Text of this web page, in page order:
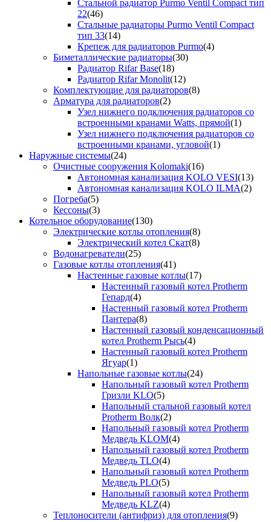
Стальной радиатор Purmo Ventil Compact тип
22(46)
Стальные радиаторы Purmo Ventil Compact
тип 33(14)
Крепеж для радиаторов Purmo(4)
Биметаллические радиаторы(30)
Радиатор Rifar Base(18)
Радиатор Rifar Monolit(12)
Комплектующие для радиаторов(8)
Арматура для радиаторов(2)
Узел нижнего подключения радиаторов со
встроенными кранами Watts, прямой(1)
Узел нижнего подключения радиаторов со
встроенными кранами, угловой(1)
Наружные системы(24)
Очистные сооружения Kolomaki(16)
Автономная канализация KOLO VESI(13)
Автономная канализация KOLO ILMA(2)
Погреба(5)
Кессоны(3)
Котельное оборудование(130)
Электрические котлы отопления(8)
Электрический котел Скат(8)
Водонагреватели(25)
Газовые котлы отопления(41)
Настенные газовые котлы(17)
Настенный газовый котел Protherm
Гепард(4)
Настенный газовый котел Protherm
Пантера(8)
Настенный газовый конденсационный
котел Protherm Рысь(4)
Настенный газовый котел Protherm
Ягуар(1)
Напольные газовые котлы(24)
Напольный газовый котел Protherm
Гризли KLO(5)
Напольный стальной газовый котел
Protherm Волк(2)
Напольный газовый котел Protherm
Медведь KLOM(4)
Напольный газовый котел Protherm
Медведь TLO(4)
Напольный газовый котел Protherm
Медведь PLO(5)
Напольный газовый котел Protherm
Медведь KLZ(4)
Теплоносители (антифриз) для отопления(9)